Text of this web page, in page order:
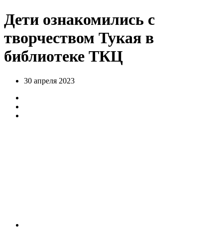
Дети ознакомились с
творчеством Тукая в
библиотеке ТКЦ
30 апреля 2023